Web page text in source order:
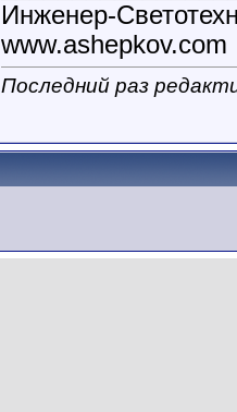
Инженер-
www.ashepkov.com
Последний раз